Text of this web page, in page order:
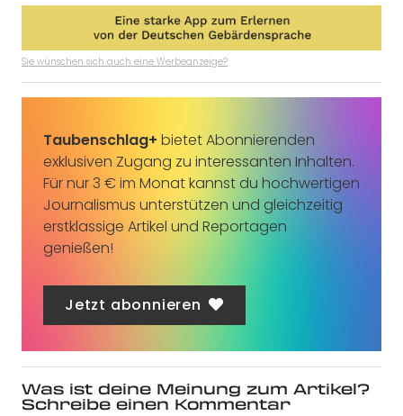
Sie wünschen sich auch eine Werbeanzeige?
Taubenschlag+ bietet Abonnierenden
exklusiven Zugang zu interessanten Inhalten.
Für nur 3 € im Monat kannst du hochwertigen
Journalismus unterstützen und gleichzeitig
erstklassige Artikel und Reportagen
genießen!
Jetzt abonnieren
Was ist deine Meinung zum Artikel?
Schreibe einen Kommentar